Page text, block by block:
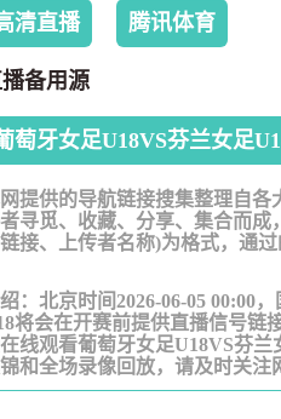
清直播 腾讯体育
备用源
萄牙女足U18VS芬兰女足
提供的导航链接搜集整理自
寻觅、收藏、分享、集合而
接、上传者名称)为格式，通
：北京时间2026-06-05 00:00
将会在开赛前提供直播信号链
线观看葡萄牙女足U18VS芬
和全场录像回放，请及时关注